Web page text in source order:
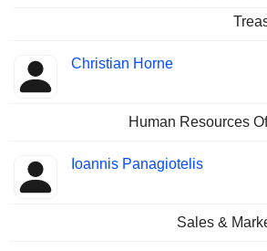
Christian Horne
Human Resources
Ioannis Panagiotelis
Sales &